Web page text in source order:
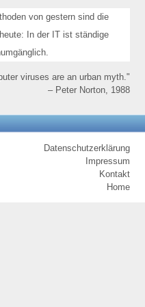
von gestern sind die
In der IT ist ständige
viruses are an urban myth."
– Peter Norton, 1988
Datenschutzerklärung
Impressum
Kontakt
Home